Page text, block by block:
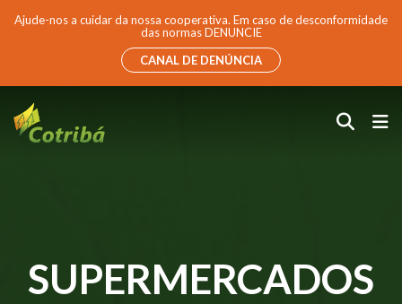
Ajude-nos a cuidar da nossa cooperativa. Em caso de desconformidade
das normas DENUNCIE
CANAL DE DENÚNCIA
SUPERMERCADOS